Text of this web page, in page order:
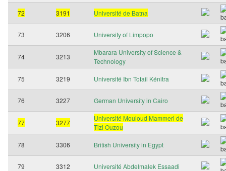
72 3191 Université de Batna
73 3206 University of Limpopo
74 3213
Mbarara University of Science &
Technology
75 3219 Université Ibn Tofail Kénitra
76 3227 German University in Cairo
77 3277
Université Mouloud Mammeri de
Tizi Ouzou
78 3306 British University in Egypt
79 3312 Université Abdelmalek Essaadi